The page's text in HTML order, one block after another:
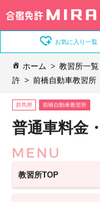
お気に入り一覧
ホーム 教習所一覧
許
前橋自動車教習所
群馬県 前橋自動車教習所
普通車料金
教習所TOP